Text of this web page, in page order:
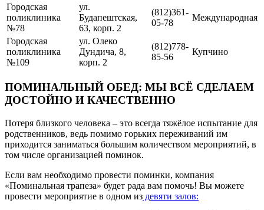
Городская
поликлиника
№78
ул.
Будапештская,
63, корп. 2
(812)361-
05-78
Международная
Городская
поликлиника
№109
ул. Олеко
Дундича, 8,
корп. 2
(812)778-
85-56
Купчино
ПОМИНАЛЬНЫЙ ОБЕД: МЫ ВСЁ СДЕЛАЕМ
ДОСТОЙНО И КАЧЕСТВЕННО
Потеря близкого человека – это всегда тяжёлое испытание для
родственников, ведь помимо горьких переживаний им
приходится заниматься большим количеством мероприятий, в
том числе организацией поминок.
Если вам необходимо провести поминки, компания
«Поминальная трапеза» будет рада вам помочь! Вы можете
провести мероприятие в одном из девяти залов: